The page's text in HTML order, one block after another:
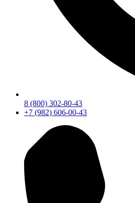
8 (800) 302-80-43
+7 (982) 606-00-43